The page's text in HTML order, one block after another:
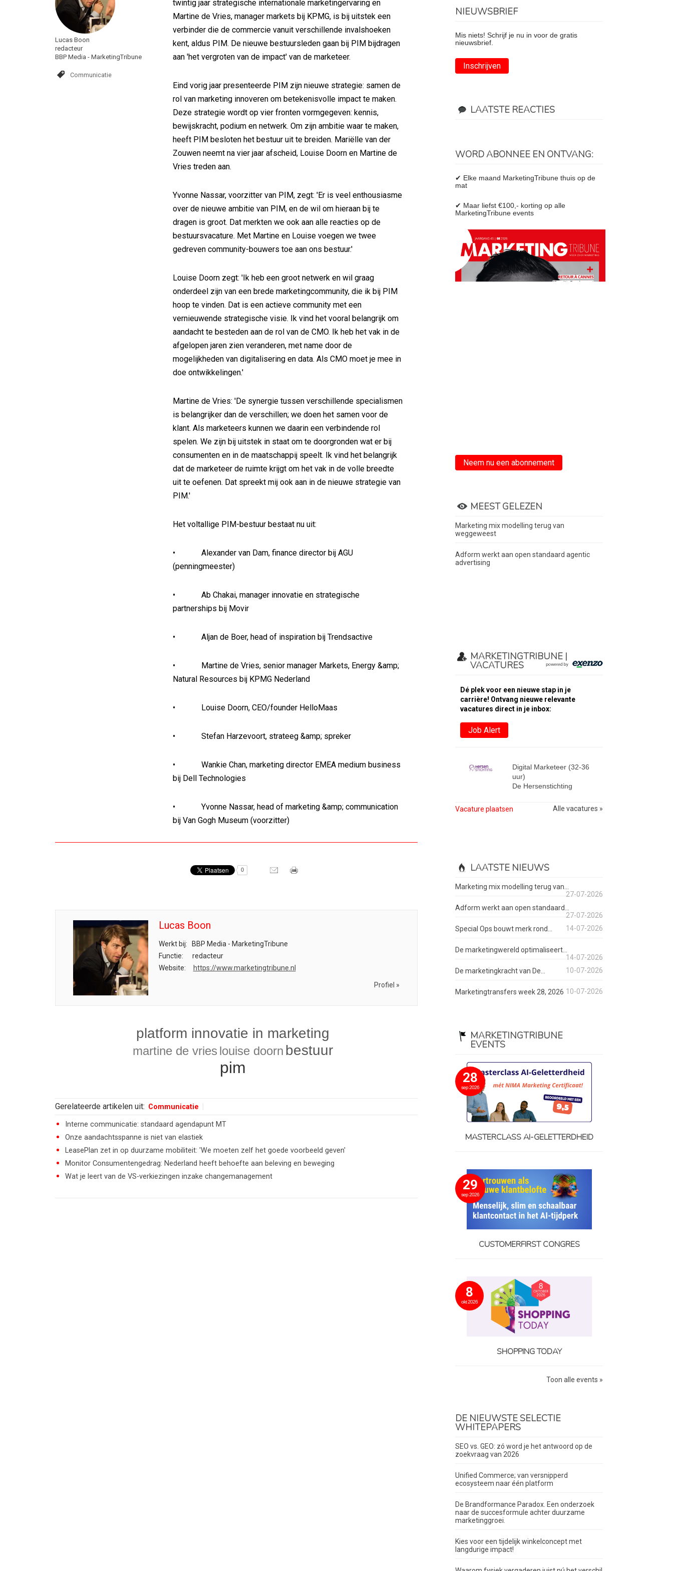
Lucas Boon
redacteur
BBP Media - MarketingTribune
Communicatie
twintig jaar strategische internationale marketingervaring en
Martine de Vries, manager markets bij KPMG, is bij uitstek een
verbinder die de commercie vanuit verschillende invalshoeken
kent, aldus PIM. De nieuwe bestuursleden gaan bij PIM bijdragen
aan 'het vergroten van de impact' van de marketeer.
Eind vorig jaar presenteerde PIM zijn nieuwe strategie: samen de
rol van marketing innoveren om betekenisvolle impact te maken.
Deze strategie wordt op vier fronten vormgegeven: kennis,
bewijskracht, podium en netwerk. Om zijn ambitie waar te maken,
heeft PIM besloten het bestuur uit te breiden. Mariëlle van der
Zouwen neemt na vier jaar afscheid, Louise Doorn en Martine de
Vries treden aan.
Yvonne Nassar, voorzitter van PIM, zegt: 'Er is veel enthousiasme
over de nieuwe ambitie van PIM, en de wil om hieraan bij te
dragen is groot. Dat merkten we ook aan alle reacties op de
bestuursvacature. Met Martine en Louise voegen we twee
gedreven community-bouwers toe aan ons bestuur.'
Louise Doorn zegt: 'Ik heb een groot netwerk en wil graag
onderdeel zijn van een brede marketingcommunity, die ik bij PIM
hoop te vinden. Dat is een actieve community met een
vernieuwende strategische visie. Ik vind het vooral belangrijk om
aandacht te besteden aan de rol van de CMO. Ik heb het vak in de
afgelopen jaren zien veranderen, met name door de
mogelijkheden van digitalisering en data. Als CMO moet je mee in
doe ontwikkelingen.'
Martine de Vries: 'De synergie tussen verschillende specialismen
is belangrijker dan de verschillen; we doen het samen voor de
klant. Als marketeers kunnen we daarin een verbindende rol
spelen. We zijn bij uitstek in staat om te doorgronden wat er bij
consumenten en in de maatschappij speelt. Ik vind het belangrijk
dat de marketeer de ruimte krijgt om het vak in de volle breedte
uit te oefenen. Dat spreekt mij ook aan in de nieuwe strategie van
PIM.'
Het voltallige PIM-bestuur bestaat nu uit:
• Alexander van Dam, finance director bij AGU
(penningmeester)
• Ab Chakai, manager innovatie en strategische
partnerships bij Movir
• Aljan de Boer, head of inspiration bij Trendsactive
• Martine de Vries, senior manager Markets, Energy &amp;
Natural Resources bij KPMG Nederland
• Louise Doorn, CEO/founder HelloMaas
• Stefan Harzevoort, strateeg &amp; spreker
• Wankie Chan, marketing director EMEA medium business
bij Dell Technologies
• Yvonne Nassar, head of marketing &amp; communication
bij Van Gogh Museum (voorzitter)
0
Lucas Boon
Werkt bij:
BBP Media - MarketingTribune
Functie:
redacteur
Website:
https://www.marketingtribune.nl
Profiel »
platform innovatie in marketing
martine de vries louise doorn bestuur
pim
Gerelateerde artikelen uit: Communicatie
Interne communicatie: standaard agendapunt MT
Onze aandachtsspanne is niet van elastiek
LeasePlan zet in op duurzame mobiliteit: 'We moeten zelf het goede voorbeeld geven'
Monitor Consumentengedrag: Nederland heeft behoefte aan beleving en beweging
Wat je leert van de VS-verkiezingen inzake changemanagement
NIEUWSBRIEF
Mis niets! Schrijf je nu in voor de gratis
nieuwsbrief.
Inschrijven
LAATSTE REACTIES
WORD ABONNEE EN ONTVANG:
✔ Elke maand MarketingTribune thuis op de
mat
✔ Maar liefst €100,- korting op alle
MarketingTribune events
Neem nu een abonnement
MEEST GELEZEN
Marketing mix modelling terug van
weggeweest
Adform werkt aan open standaard agentic
advertising
MARKETINGTRIBUNE |
VACATURES
Dé plek voor een nieuwe stap in je
carrière! Ontvang nieuwe relevante
vacatures direct in je inbox:
Job Alert
Digital Marketeer (32-36
uur)
De Hersenstichting
Vacature plaatsen Alle vacatures »
LAATSTE NIEUWS
Marketing mix modelling terug van...
27-07-2026
Adform werkt aan open standaard...
27-07-2026
Special Ops bouwt merk rond...
14-07-2026
De marketingwereld optimaliseert...
14-07-2026
De marketingkracht van De...
10-07-2026
Marketingtransfers week 28, 2026 10-07-2026
MARKETINGTRIBUNE
EVENTS
28
sep 2026
MASTERCLASS AI-GELETTERDHEID
29
sep 2026
CUSTOMERFIRST CONGRES
8
okt 2026
SHOPPING TODAY
Toon alle events »
DE NIEUWSTE SELECTIE
WHITEPAPERS
SEO vs. GEO: zó word je het antwoord op de
zoekvraag van 2026
Unified Commerce; van versnipperd
ecosysteem naar één platform
De Brandformance Paradox. Een onderzoek
naar de succesformule achter duurzame
marketinggroei.
Kies voor een tijdelijk winkelconcept met
langdurige impact!